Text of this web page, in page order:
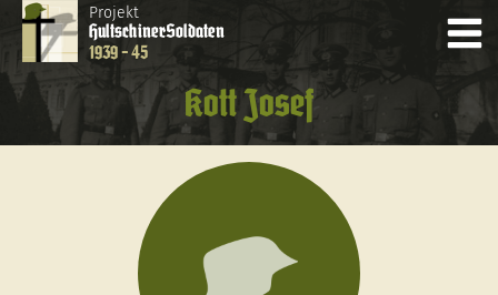
Projekt
HultschinerSoldaten
1939 - 45
Kott Josef